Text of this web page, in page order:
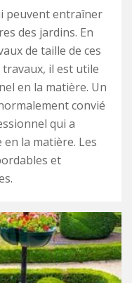
peuvent entraîner
des jardins. En
de taille de ces
il est utile
en la matière. Un
convié
qui a
la matière. Les
et